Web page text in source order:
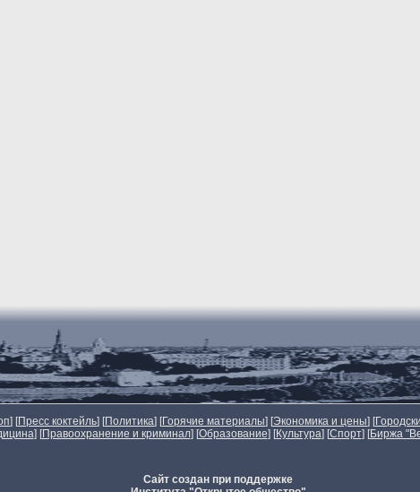
] [Пресс коктейль] [Политика] [Горячие материалы] [Экономика и цены] [
] [Правоохранение и криминал] [Образование] [Культура] [Спорт] [Биржа
Сайт создан при поддержке